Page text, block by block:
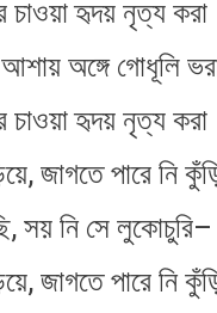
চাওয়া হৃদয় নৃত্য
অঙ্গে গোধূলি
চাওয়া হৃদয় নৃত্য
জাগতে পারে নি
সয় নি সে লুকোচুরি–
জাগতে পারে নি